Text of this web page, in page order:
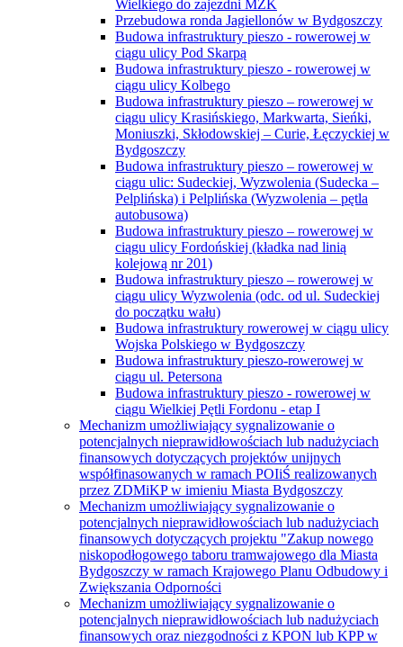
Wielkiego do zajezdni MZK
Przebudowa ronda Jagiellonów w Bydgoszczy
Budowa infrastruktury pieszo - rowerowej w
ciągu ulicy Pod Skarpą
Budowa infrastruktury pieszo - rowerowej w
ciągu ulicy Kolbego
Budowa infrastruktury pieszo – rowerowej w
ciągu ulicy Krasińskiego, Markwarta, Sieńki,
Moniuszki, Skłodowskiej – Curie, Łęczyckiej w
Bydgoszczy
Budowa infrastruktury pieszo – rowerowej w
ciągu ulic: Sudeckiej, Wyzwolenia (Sudecka –
Pelplińska) i Pelplińska (Wyzwolenia – pętla
autobusowa)
Budowa infrastruktury pieszo – rowerowej w
ciągu ulicy Fordońskiej (kładka nad linią
kolejową nr 201)
Budowa infrastruktury pieszo – rowerowej w
ciągu ulicy Wyzwolenia (odc. od ul. Sudeckiej
do początku wału)
Budowa infrastruktury rowerowej w ciągu ulicy
Wojska Polskiego w Bydgoszczy
Budowa infrastruktury pieszo-rowerowej w
ciągu ul. Petersona
Budowa infrastruktury pieszo - rowerowej w
ciągu Wielkiej Pętli Fordonu - etap I
Mechanizm umożliwiający sygnalizowanie o
potencjalnych nieprawidłowościach lub nadużyciach
finansowych dotyczących projektów unijnych
współfinasowanych w ramach POIiŚ realizowanych
przez ZDMiKP w imieniu Miasta Bydgoszczy
Mechanizm umożliwiający sygnalizowanie o
potencjalnych nieprawidłowościach lub nadużyciach
finansowych dotyczących projektu "Zakup nowego
niskopodłogowego taboru tramwajowego dla Miasta
Bydgoszczy w ramach Krajowego Planu Odbudowy i
Zwiększania Odporności
Mechanizm umożliwiający sygnalizowanie o
potencjalnych nieprawidłowościach lub nadużyciach
finansowych oraz niezgodności z KPON lub KPP w